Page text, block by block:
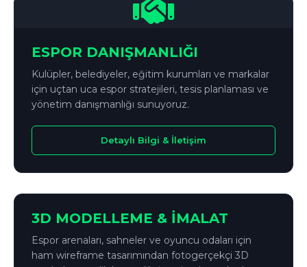
ESPOR DANIŞMANLIĞI
Kulüpler, belediyeler, eğitim kurumları ve markalar
için uçtan uca espor stratejileri, tesis planlaması ve
yönetim danışmanlığı sunuyoruz.
Detaylı Bilgi & İletişim
↔
ÖNCE
3D MODELLEME & İMALAT
Espor arenaları, sahneler ve oyuncu odaları için
ham wireframe tasarımından fotogerçekçi 3D